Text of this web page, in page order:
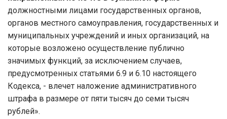
должностными лицами государственных органов,
органов местного самоуправления, государственных и
муниципальных учреждений и иных организаций, на
которые возложено осуществление публично
значимых функций, за исключением случаев,
предусмотренных статьями 6.9 и 6.10 настоящего
Кодекса, - влечет наложение административного
штрафа в размере от пяти тысяч до семи тысяч
рублей».